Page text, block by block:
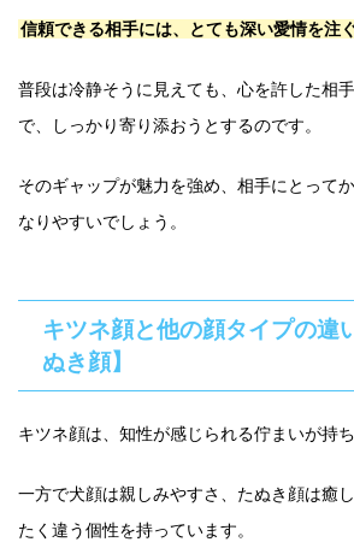
信頼できる相手には、とても深い愛情を注
普段は冷静そうに見えても、心を許した相
で、しっかり寄り添おうとするのです。
そのギャップが魅力を強め、相手にとって
なりやすいでしょう。
キツネ顔と他の顔タイプの違
ぬき顔】
キツネ顔は、知性が感じられる佇まいが持ち
一方で犬顔は親しみやすさ、たぬき顔は癒
たく違う個性を持っています。